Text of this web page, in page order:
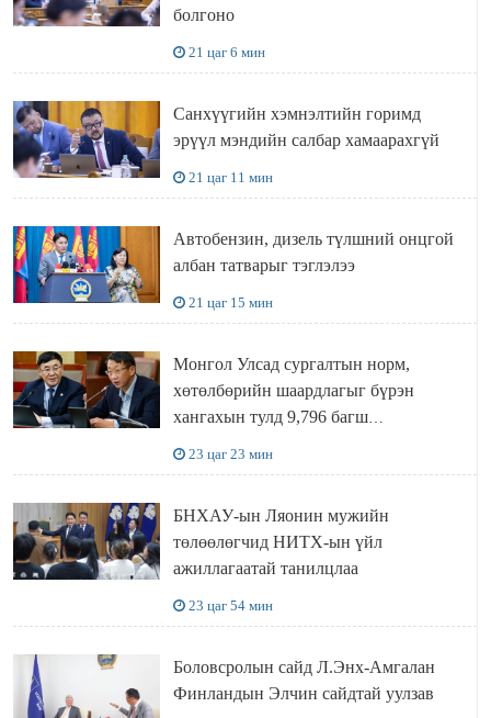
болгоно
21 цаг 6 мин
Санхүүгийн хэмнэлтийн горимд
эрүүл мэндийн салбар хамаарахгүй
21 цаг 11 мин
Автобензин, дизель түлшний онцгой
албан татварыг тэглэлээ
21 цаг 15 мин
Монгол Улсад сургалтын норм,
хөтөлбөрийн шаардлагыг бүрэн
хангахын тулд 9,796 багш
23 цаг 23 мин
БНХАУ-ын Ляонин мужийн
төлөөлөгчид НИТХ-ын үйл
ажиллагаатай танилцлаа
23 цаг 54 мин
Боловсролын сайд Л.Энх-Амгалан
Финландын Элчин сайдтай уулзав